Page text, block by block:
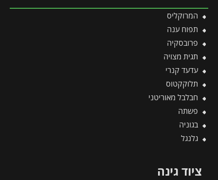
המרוקליס
תפוח ענה
פרובסקיה
תגית מצויה
עדעד קנרי
תלוקקטוס
חבלבל מאוריטני
פשתה
בגוניה
גלנגל
ציוד גינה